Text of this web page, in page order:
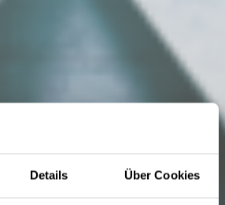
Details Über Cookies